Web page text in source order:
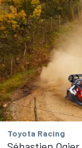
Toyota Racing